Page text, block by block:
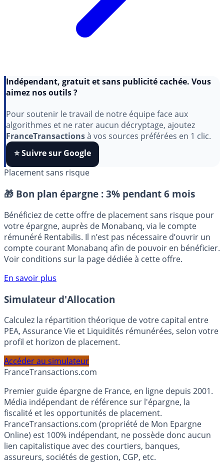
aimez nos outils ?
Pour soutenir le travail de notre équipe face aux
algorithmes et ne rater aucun décryptage, ajoutez
FranceTransactionsà vos sources préférées en 1 clic.
⭐️ Suivre sur Google
Placement sans risque
🎁 Bon plan épargne : 3% pendant 6 mois
Bénéficiez de cette offre de placement sans risque pour
votre épargne, auprès de Monabanq, via le compte
rémunéré Rentabilis. Il n’est pas nécessaire d’ouvrir un
Voir conditions sur la page dédiée à cette offre.
En savoir plus
Simulateur d'Allocation
Calculez la répartition théorique de votre capital entre
profil et horizon de placement.
FranceTransactions.com
Premier guide épargne de France, en ligne depuis 2001.
Média indépendant de référence sur l'épargne, la
fiscalité et les opportunités de placement.
FranceTransactions.com (propriété de Mon Epargne
Online) est 100% indépendant, ne possède donc aucun